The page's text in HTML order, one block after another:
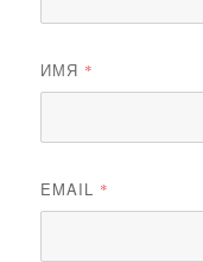
ИМЯ *
EMAIL *